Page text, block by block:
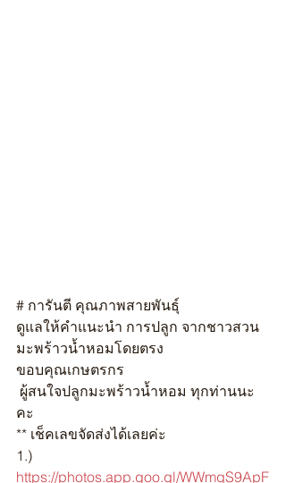
# การันตี คุณภาพสายพันธุ์
ดูแลให้คำแนะนำ การปลูก จากชาวสวน
มะพร้าวน้ำหอมโดยตรง
ขอบคุณเกษตรกร
คะ
** เช็คเลขจัดส่งได้เลยค่ะ
1.)
https://photos.app.goo.gl/WWmqS9ApF